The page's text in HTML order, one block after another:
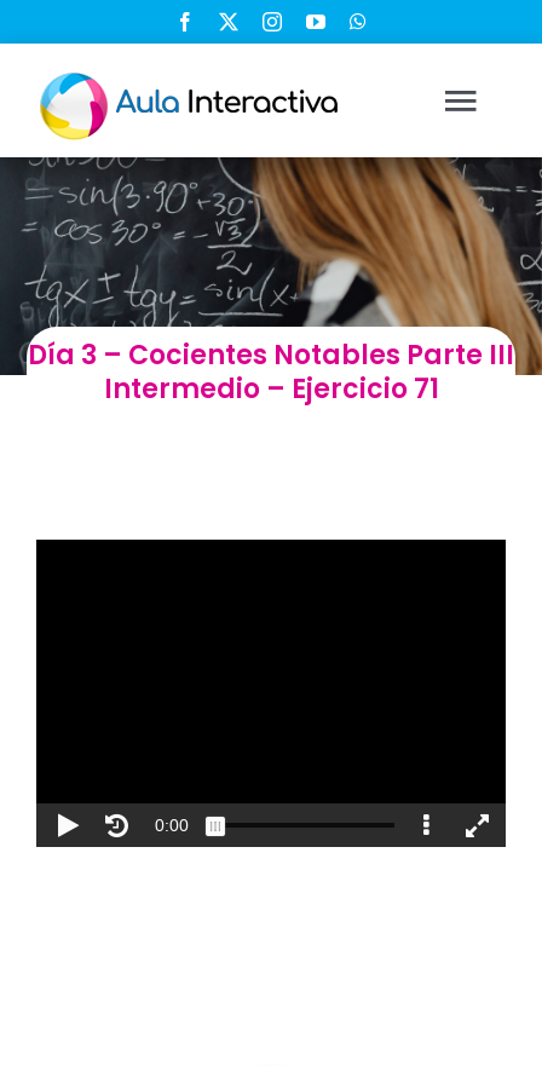
contenido
Ingresar
Registrarse
Nosotros
Día 3 – Cocientes Notables Parte III
Intermedio – Ejercicio 71